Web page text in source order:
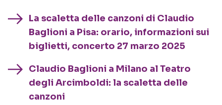
La scaletta delle canzoni di Claudio
Baglioni a Pisa: orario, informazioni sui
biglietti, concerto 27 marzo 2025
Claudio Baglioni a Milano al Teatro
degli Arcimboldi: la scaletta delle
canzoni